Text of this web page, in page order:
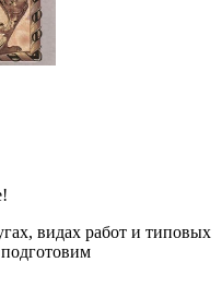
видах работ и типовых